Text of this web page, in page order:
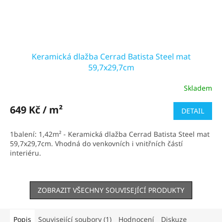
Keramická dlažba Cerrad Batista Steel mat
59,7x29,7cm
produktu
z
5
hvězdiček.
Skladem
649 Kč / m² DETAIL
1balení: 1,42m² - Keramická dlažba Cerrad Batista Steel mat
59,7x29,7cm. Vhodná do venkovních i vnitřních částí
interiéru.
ZOBRAZIT VŠECHNY SOUVISEJÍCÍ PRODUKTY
Popis Související soubory (1) Hodnocení Diskuze